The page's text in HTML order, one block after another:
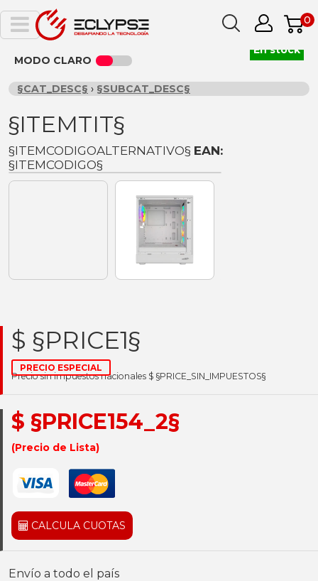
0
MODO CLARO
§CAT_DESC§ › §SUBCAT_DESC§
§ITEMTIT§
§ITEMCODIGOALTERNATIVO§ EAN:
§ITEMCODIGO§
$ §PRICE1§
PRECIO ESPECIAL
Precio sin impuestos nacionales $ §PRICE_SIN_IMPUESTOS§
$ §PRICE154_2§
(Precio de Lista)
CALCULA CUOTAS
Envío a todo el país
En stock